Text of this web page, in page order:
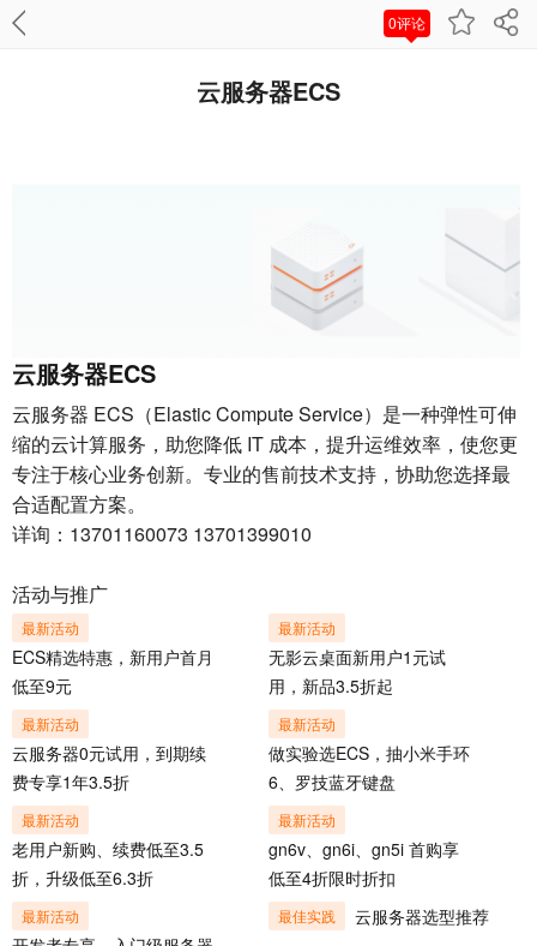
0评论
云服务器ECS
云服务器ECS
云服务器 ECS（Elastic Compute Service）是一种弹性可伸
缩的云计算服务，助您降低 IT 成本，提升运维效率，使您更
专注于核心业务创新。专业的售前技术支持，协助您选择最
合适配置方案。
详询：13701160073 13701399010
活动与推广
最新活动
ECS精选特惠，新用户首月
低至9元
最新活动
无影云桌面新用户1元试
用，新品3.5折起
最新活动
云服务器0元试用，到期续
费专享1年3.5折
最新活动
做实验选ECS，抽小米手环
6、罗技蓝牙键盘
最新活动
老用户新购、续费低至3.5
折，升级低至6.3折
最新活动
gn6v、gn6i、gn5i 首购享
低至4折限时折扣
最新活动 最佳实践 云服务器选型推荐